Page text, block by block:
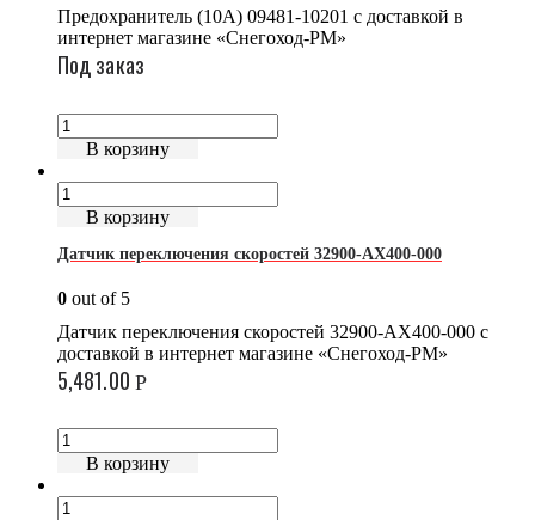
Предохранитель (10А) 09481-10201 с доставкой в
интернет магазине «Снегоход-РМ»
Под заказ
В корзину
В корзину
Датчик переключения скоростей 32900-AX400-000
0 out of 5
Датчик переключения скоростей 32900-AX400-000 с
доставкой в интернет магазине «Снегоход-РМ»
5,481.00 Р
В корзину